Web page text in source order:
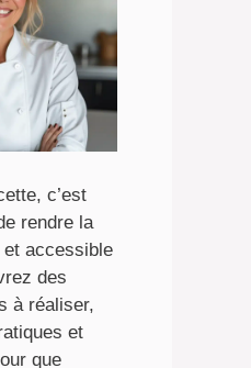
c’est
rendre la
accessible
des
à réaliser,
et
que